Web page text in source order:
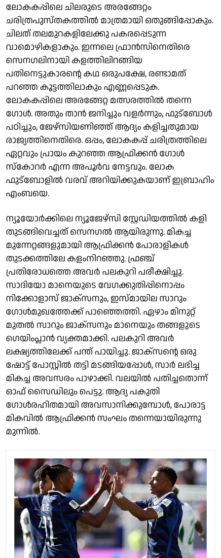
ലോകകപ്പിലെ ചിലരുടെ അരങ്ങേറ്റം
ചരിത്രപുസ്തകത്തില്‍ മാത്രമായി ഒതുങ്ങിപ്പോകും.
ചിലത് തലമുറകളിലേക്കു പകരപ്പെടുന്ന
വാമൊഴികളാകും. ഇന്നലെ ഫ്രാന്‍സിനെതിരെ
സെനഗലിനായി കളത്തിലിറങ്ങിയ
പതിനെട്ടുകാരന്റെ കഥ ഒരുപക്ഷേ, രണ്ടാമത്
പറഞ്ഞ കൂട്ടത്തിലാകും എണ്ണപ്പെടുക.
ലോകകപ്പിലെ അരങ്ങേറ്റ മത്സരത്തിൽ തന്നെ
ഗോൾ. അതും താൻ ജനിച്ചും വളർന്നും, ഫുട്ബോൾ
പഠിച്ചും, ജേഴ്സിയണിഞ്ഞ് ആദ്യം കളിച്ചതുമായ
രാജ്യത്തിനെതിരെ. ഒപ്പം, ലോകകപ്പ് ചരിത്രത്തിലെ
ഏറ്റവും പ്രായം കുറഞ്ഞ ആഫ്രിക്കൻ ഗോൾ
സ്കോറർ എന്ന അപൂർവ നേട്ടവും. ലോക
ഫുട്ബോളില്‍ വരവ് അറിയിക്കുകയാണ് ഇബ്രാഹിം
എംബയെ.
ന്യൂയോര്‍ക്കിലെ ന്യൂജേഴ്സി സ്റ്റേഡിയത്തില്‍ കളി
തുടങ്ങിവെച്ചത് സെനഗല്‍ ആയിരുന്നു. മികച്ച
മുന്നേറ്റങ്ങളുമായി ആഫ്രിക്കന്‍ പോരാളികള്‍
തുടക്കത്തിലേ കളംനിറഞ്ഞു. ഫ്രഞ്ച്
പ്രതിരോധത്തെ അവര്‍ പലകുറി പരീക്ഷിച്ചു.
സാദിയോ മാനെയുടെ വേഗക്കുതിപ്പിനൊപ്പം
നിക്കോളാസ് ജാക്സനും, ഇസ്മായില സാറും
ഗോള്‍മുഖത്തേക്ക് പാഞ്ഞെത്തി. ഏഴാം മിനുറ്റ്
മുതല്‍ സാറും ജാക്സനും മാനെയും തങ്ങളുടെ
ഗെയിംപ്ലാന്‍ വ്യക്തമാക്കി. പലകുറി അവര്‍
ലക്ഷ്യത്തിലേക്ക് പന്ത് പായിച്ചു. ജാക്‌സന്റെ ഒരു
ഷോട്ട് പോസ്റ്റില്‍ തട്ടി മടങ്ങിയപ്പോള്‍, സാര്‍ ലഭിച്ച
മികച്ച അവസരം പാഴാക്കി. വലയില്‍ പതിച്ചതൊന്ന്
ഓഫ് സൈഡിലും പെട്ടു. ആദ്യ പകുതി
ഗോള്‍രഹിതമായി അവസാനിക്കുമ്പോള്‍, പോരാട്ട
മികവില്‍ ആഫ്രിക്കന്‍ സംഘം തന്നെയായിരുന്നു
മുന്നില്‍.